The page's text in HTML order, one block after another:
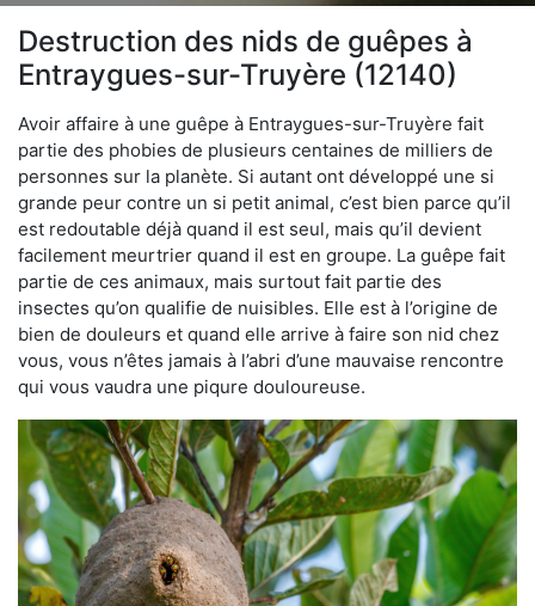
Destruction des nids de guêpes à
Entraygues-sur-Truyère (12140)
Avoir affaire à une guêpe à Entraygues-sur-Truyère fait
partie des phobies de plusieurs centaines de milliers de
personnes sur la planète. Si autant ont développé une si
grande peur contre un si petit animal, c’est bien parce qu’il
est redoutable déjà quand il est seul, mais qu’il devient
facilement meurtrier quand il est en groupe. La guêpe fait
partie de ces animaux, mais surtout fait partie des
insectes qu’on qualifie de nuisibles. Elle est à l’origine de
bien de douleurs et quand elle arrive à faire son nid chez
vous, vous n’êtes jamais à l’abri d’une mauvaise rencontre
qui vous vaudra une piqure douloureuse.